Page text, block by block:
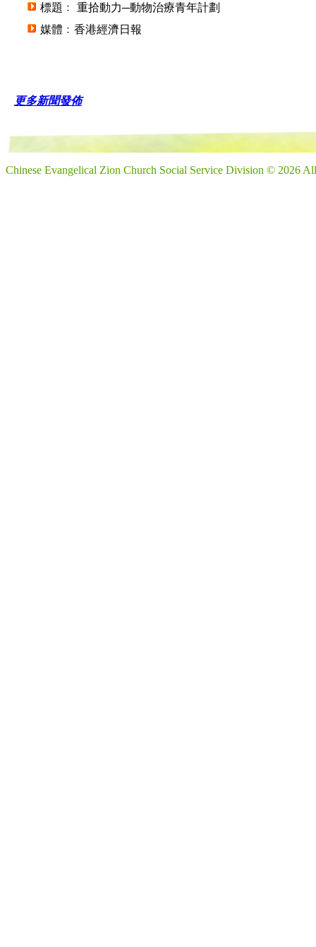
標題﹕ 重拾動力─動物治療青年計劃
媒體﹕香港經濟日報
更多新聞發佈
Chinese Evangelical Zion Church Social Service Division © 2026